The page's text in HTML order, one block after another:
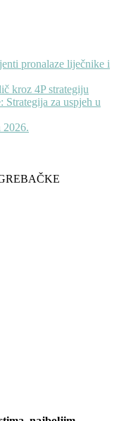
pronalaze liječnike i
kroz 4P strategiju
Strategija za uspjeh u
2026.